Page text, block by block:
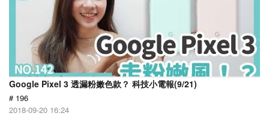
Google Pixel 3 透漏粉嫩色款？ 科技小電報(9/21)
# 196
2018-09-20 16:24